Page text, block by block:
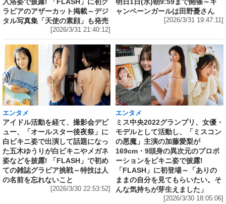
ラビアのアザーカット掲載～デジ
タル写真集「天使の素顔」も発売
[2026/3/31 21:40:12]
ャンペーンガールは田野憂さん
[2026/3/31 19:47:11]
エンタメ
アイドル活動を経て、撮影会デビ
ュー、「オールスター後夜祭」に
白ビキニ姿で出演して話題になっ
た五木ゆうりが白ビキニやメガネ
姿などを披露! 「FLASH」で初め
ての雑誌グラビア挑戦～特技は人
の名前を忘れないこと
[2026/3/30 22:53:52]
エンタメ
ミス中央2022グランプリ、女優・
モデルとして活動し、「ミスコン
の悪魔」主演の加藤愛梨が
169cm・9頭身の異次元のプロポ
ーションをビキニ姿で披露!
「FLASH」に初登場～「ありの
ままの自分を見てもらいたい。そ
んな気持ちが芽生えました」
[2026/3/30 18:05:06]